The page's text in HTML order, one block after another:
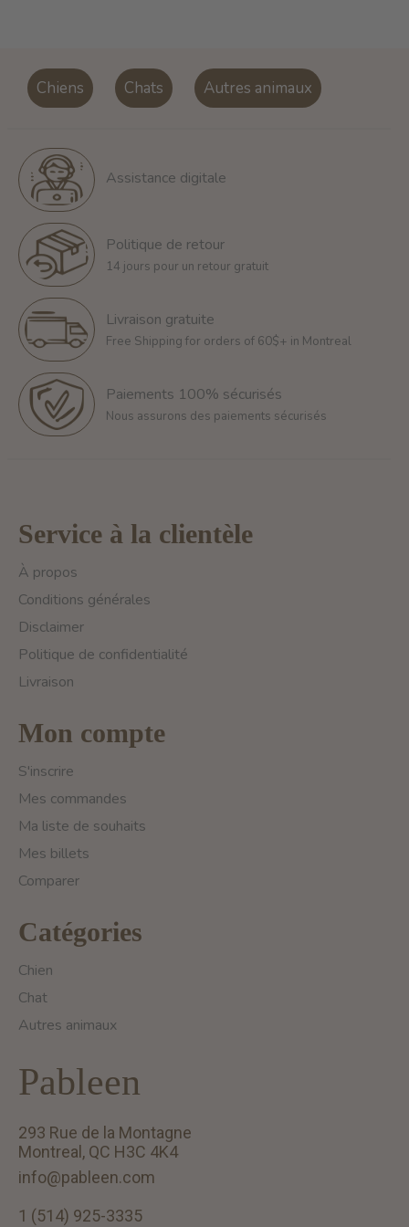
Chiens Chats Autres animaux
Assistance digitale
Politique de retour
14 jours pour un retour gratuit
Livraison gratuite
Free Shipping for orders of 60$+ in Montreal
Paiements 100% sécurisés
Nous assurons des paiements sécurisés
Service à la clientèle
À propos
Conditions générales
Disclaimer
Politique de confidentialité
Livraison
Mon compte
S'inscrire
Mes commandes
Ma liste de souhaits
Mes billets
Comparer
Catégories
Chien
Chat
Autres animaux
Pableen
293 Rue de la Montagne
Montreal, QC H3C 4K4
info@pableen.com
1 (514) 925-3335